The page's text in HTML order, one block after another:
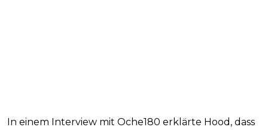
In einem Interview mit Oche180 erklärte Hood, dass